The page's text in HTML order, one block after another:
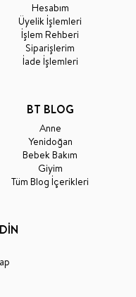
Hesabım
Üyelik İşlemleri
İşlem Rehberi
Siparişlerim
İade İşlemleri
BT BLOG
Anne
Yenidoğan
Bebek Bakım
Giyim
Tüm Blog İçerikleri